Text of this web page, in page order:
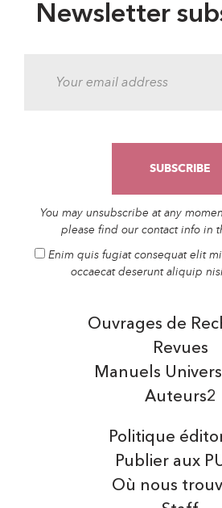
Newsletter
You may unsubscribe at any
please find our contact info in
Enim quis fugiat consequat elit
occaecat deserunt aliquip
Auteurs2
Manuels
Ouvrages de
Revues
Politique
Publier aux
Où nous